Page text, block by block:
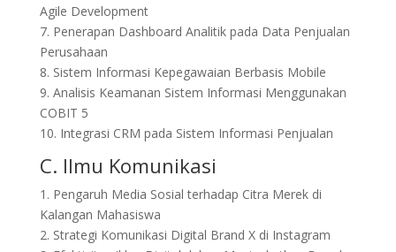
Agile Development
7. Penerapan Dashboard Analitik pada Data Penjualan
Perusahaan
8. Sistem Informasi Kepegawaian Berbasis Mobile
9. Analisis Keamanan Sistem Informasi Menggunakan
COBIT 5
10. Integrasi CRM pada Sistem Informasi Penjualan
C. Ilmu Komunikasi
1. Pengaruh Media Sosial terhadap Citra Merek di
Kalangan Mahasiswa
2. Strategi Komunikasi Digital Brand X di Instagram